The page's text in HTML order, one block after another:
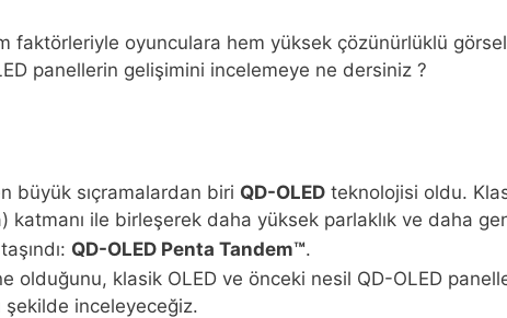
faktörleriyle oyunculara hem yüksek çözünürlüklü
panellerin gelişimini incelemeye ne dersiniz ?
büyük sıçramalardan biri QD-OLED teknolojisi oldu.
ile birleşerek daha yüksek parlaklık ve daha
QD-OLED Penta Tandem™.
klasik OLED ve önceki nesil QD-OLED
inceleyeceğiz.